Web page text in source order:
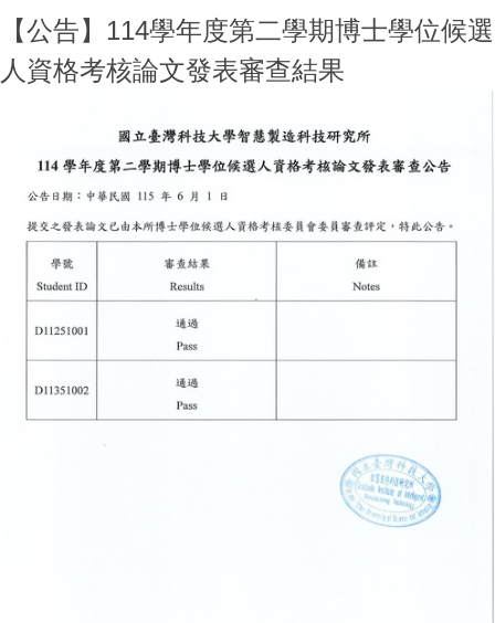
【公告】114學年度第二學期博士學位候選
人資格考核論文發表審查結果